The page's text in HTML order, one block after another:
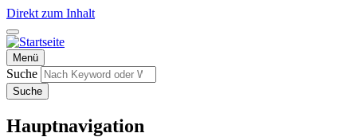
Direkt zum Inhalt
Menü
Suche
Suche
Hauptnavigation